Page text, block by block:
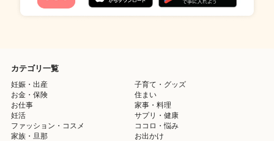
カテゴリ一覧
妊娠・出産
子育て・グッズ
お金・保険
住まい
お仕事
家事・料理
妊活
サプリ・健康
ファッション・コスメ
ココロ・悩み
家族・旦那
お出かけ